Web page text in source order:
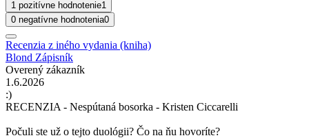
1 pozitívne hodnotenie1
0 negatívne hodnotenia0
Recenzia z iného vydania (kniha)
Blond Zápisník
Overený zákazník
1.6.2026
:)
RECENZIA - Nespútaná bosorka - Kristen Ciccarelli
Počuli ste už o tejto duológii? Čo na ňu hovoríte?